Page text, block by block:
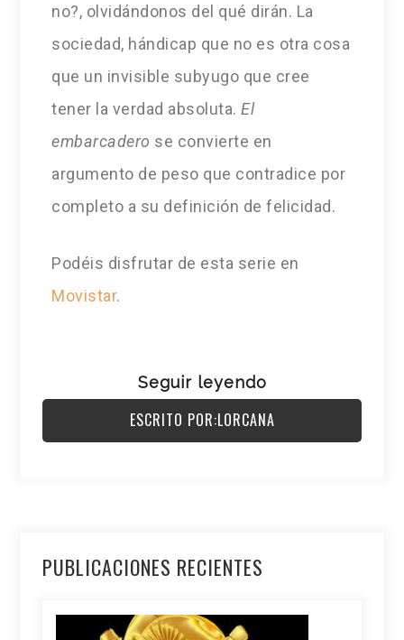
no?, olvidándonos del qué dirán. La
sociedad, hándicap que no es otra cosa
que un invisible subyugo que cree
tener la verdad absoluta.El
embarcadero se convierte en
argumento de peso que contradice por
completo a su definición de felicidad.
Podéis disfrutar de esta serie en
Movistar.
Seguir leyendo
ESCRITO POR:LORCANA
PUBLICACIONES RECIENTES